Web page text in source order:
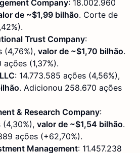
Company: 18.002.960
de ~$1,99 bilhão. Corte de
Trust Company:
(4,76%), valor de ~$1,70 bilhão.
(1,37%).
: 14.773.585 ações (4,56%),
. Adicionou 258.670 ações
& Research Company:
(4,30%), valor de ~$1,54 bilhão.
ações (+62,70%).
Management: 11.457.238